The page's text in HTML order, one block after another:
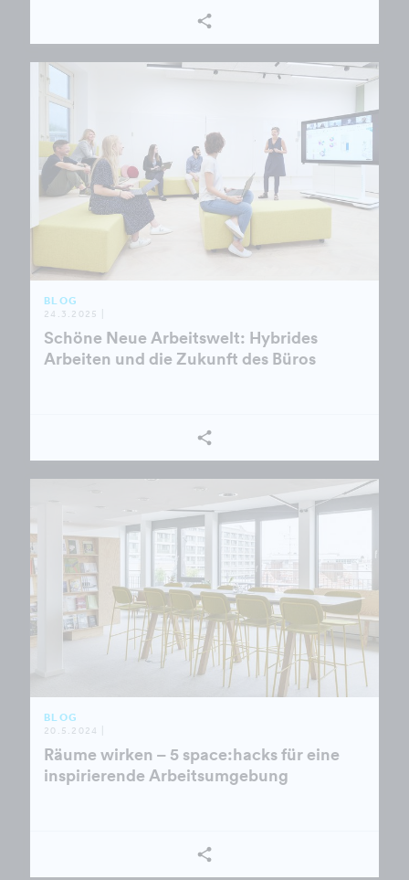
BLOG
24.3.2025 |
Schöne Neue Arbeitswelt: Hybrides
Arbeiten und die Zukunft des Büros
BLOG
20.5.2024 |
Räume wirken – 5 space:hacks für eine
inspirierende Arbeitsumgebung